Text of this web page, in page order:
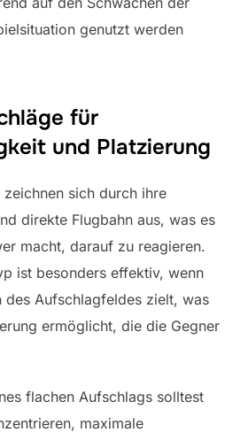
genutzt werden
für
und Platzierung
sich durch ihre
direkte Flugbahn aus, was es
macht, darauf zu reagieren.
ist besonders effektiv, wenn
des Aufschlagfeldes zielt, was
ermöglicht, die die Gegner
flachen Aufschlags solltest
maximale